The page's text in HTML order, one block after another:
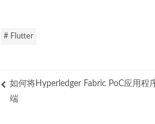
# Flutter
如何将Hyperledger Fabric PoC应用程
端